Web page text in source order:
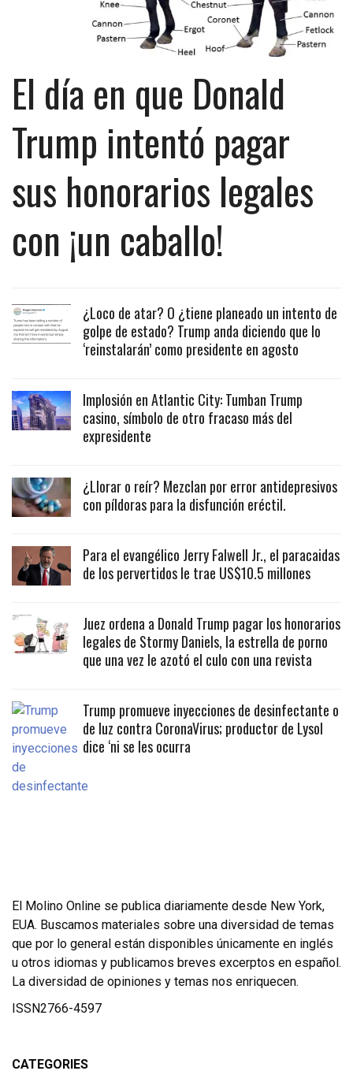
El día en que Donald
Trump intentó pagar
sus honorarios legales
con ¡un caballo!
¿Loco de atar? O ¿tiene planeado un intento de
golpe de estado? Trump anda diciendo que lo
‘reinstalarán’ como presidente en agosto
Implosión en Atlantic City: Tumban Trump
casino, símbolo de otro fracaso más del
expresidente
¿Llorar o reír? Mezclan por error antidepresivos
con píldoras para la disfunción eréctil.
Para el evangélico Jerry Falwell Jr., el paracaidas
de los pervertidos le trae US$10.5 millones
Juez ordena a Donald Trump pagar los honorarios
legales de Stormy Daniels, la estrella de porno
que una vez le azotó el culo con una revista
Trump promueve inyecciones de desinfectante o
de luz contra CoronaVirus; productor de Lysol
dice ‘ni se les ocurra
El Molino Online se publica diariamente desde New York,
EUA. Buscamos materiales sobre una diversidad de temas
que por lo general están disponibles únicamente en inglés
u otros idiomas y publicamos breves excerptos en español.
La diversidad de opiniones y temas nos enriquecen.
ISSN2766-4597
CATEGORIES